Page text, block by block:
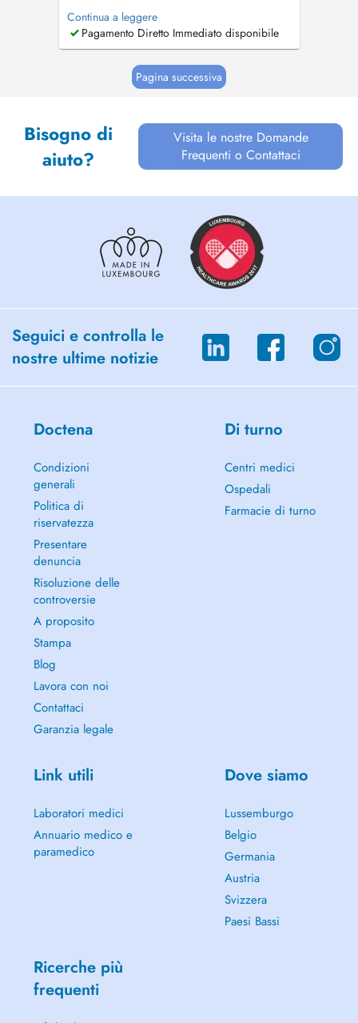
consultation will be sent. En cas de rendez-vous
non respecté et non annulé deux heures à
l'avance le prix d'une consultation sera facturé (
Continua a leggere
Pagamento Diretto Immediato disponibile
Pagina successiva
Bisogno di
aiuto?
Visita le nostre Domande
Frequenti o Contattaci
Seguici e controlla le
nostre ultime notizie
Doctena
Condizioni
generali
Politica di
riservatezza
Presentare
denuncia
Risoluzione delle
controversie
A proposito
Stampa
Blog
Lavora con noi
Contattaci
Garanzia legale
Di turno
Centri medici
Ospedali
Farmacie di turno
Link utili
Laboratori medici
Annuario medico e
paramedico
Dove siamo
Lussemburgo
Belgio
Germania
Austria
Svizzera
Paesi Bassi
Ricerche più
frequenti